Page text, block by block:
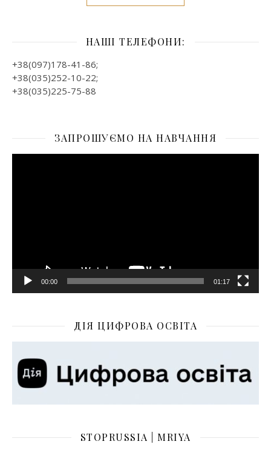
НАШІ ТЕЛЕФОНИ:
+38(097)178-41-86;
+38(035)252-10-22;
+38(035)225-75-88
ЗАПРОШУЄМО НА НАВЧАННЯ
00:00 01:17
ДІЯ ЦИФРОВА ОСВІТА
STOPRUSSIA | MRIYA